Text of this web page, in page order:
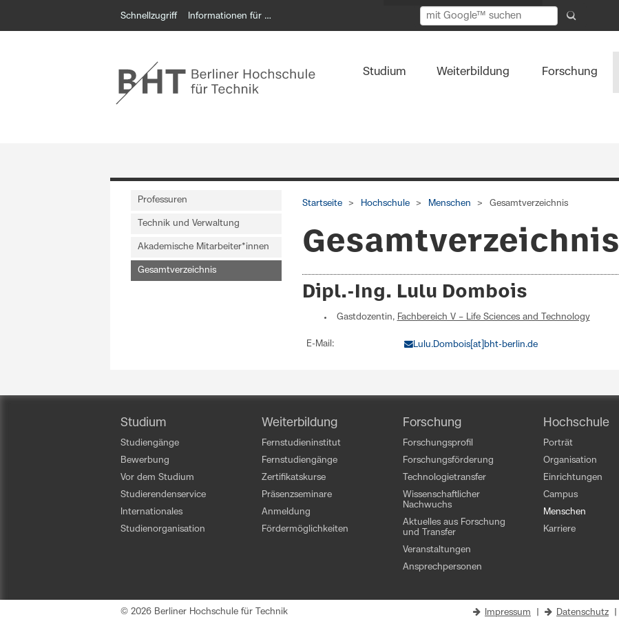
Schnellzugriff Informationen für …
Studium Weiterbildung Forschung
Professuren
Technik und Verwaltung
Akademische Mitarbeiter*innen
Gesamtverzeichnis
Startseite Hochschule Menschen Gesamtverzeichnis
Gesamtverzeichnis
Dipl.-Ing. Lulu Dombois
Gastdozentin, Fachbereich V – Life Sciences and Technology
E-Mail: Lulu.Dombois[at]bht-berlin.de
Studium
Studiengänge
Bewerbung
Vor dem Studium
Studierendenservice
Internationales
Studienorganisation
Weiterbildung
Fernstudieninstitut
Fernstudiengänge
Zertifikatskurse
Präsenzseminare
Anmeldung
Fördermöglichkeiten
Forschung
Forschungsprofil
Forschungsförderung
Technologietransfer
Wissenschaftlicher
Nachwuchs
Aktuelles aus Forschung
und Transfer
Veranstaltungen
Ansprechpersonen
Hochschule
Porträt
Organisation
Einrichtungen
Campus
Menschen
Karriere
© 2026 Berliner Hochschule für Technik Impressum Datenschutz